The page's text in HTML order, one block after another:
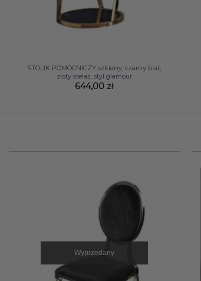
STOLIK POMOCNICZY szklany, czarny blat,
złoty stelaż, styl glamour
644,00 zł
Wyprzedany